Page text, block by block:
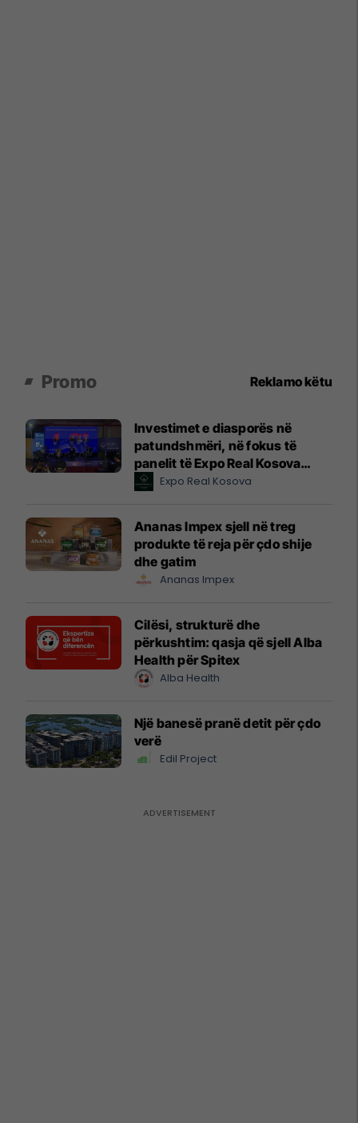
Promo Reklamo këtu
Investimet e diasporës në
patundshmëri, në fokus të
panelit të Expo Real Kosova
2026Expo Real Kosova
Ananas Impex sjell në treg
produkte të reja për çdo shije
dhe gatim
Ananas Impex
Cilësi, strukturë dhe
përkushtim: qasja që sjell Alba
Health për Spitex
Alba Health
Një banesë pranë detit për çdo
verë
Edil Project